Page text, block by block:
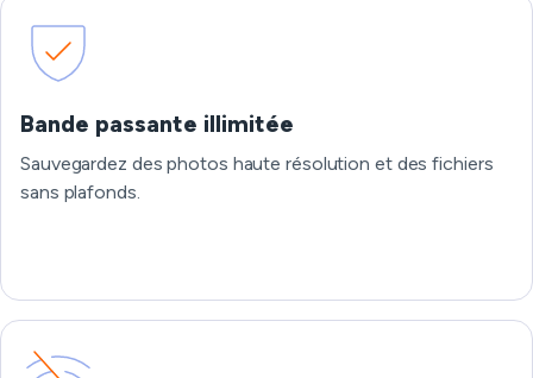
Bande passante illimitée
Sauvegardez des photos haute résolution et des fichiers
sans plafonds.